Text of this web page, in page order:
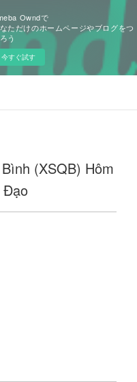
Owndで
ただけのホームページやブログをつ
う
今すぐ試す
(XSQB) Hôm
Đạo